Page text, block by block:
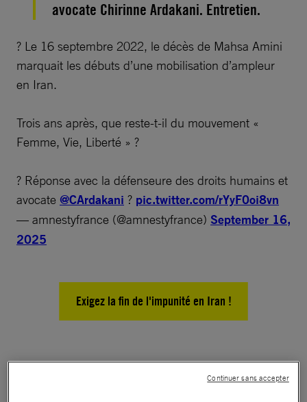
avocate Chirinne Ardakani. Entretien.
? Le 16 septembre 2022, le décès de Mahsa Amini
marquait les débuts d’une mobilisation d’ampleur
en Iran.
Trois ans après, que reste-t-il du mouvement «
Femme, Vie, Liberté » ?
?️ Réponse avec la défenseure des droits humains et
avocate @CArdakani ? pic.twitter.com/rYyF0oi8vn
— amnestyfrance (@amnestyfrance) September 16,
2025
Exigez la fin de l'impunité en Iran !
Qui est Chirinne Ardakani ?Continuer sans accepter